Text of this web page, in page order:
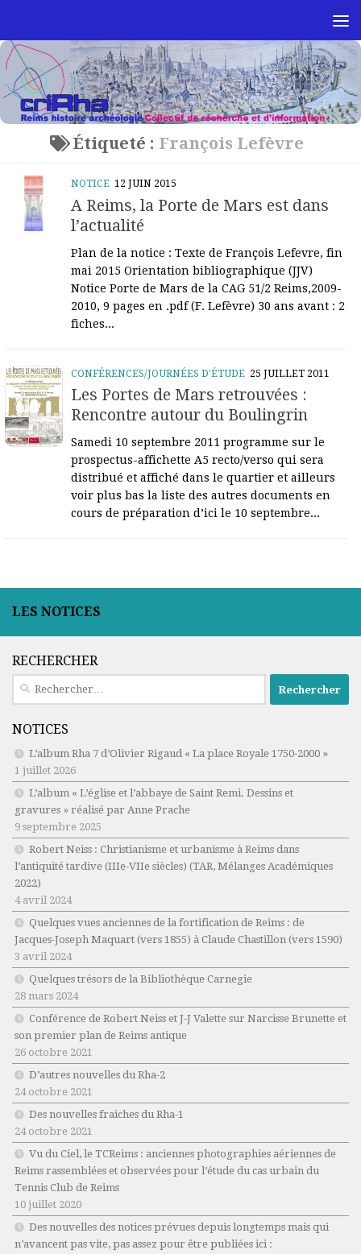
Étiqueté : François Lefèvre
NOTICE 12 JUIN 2015
A Reims, la Porte de Mars est dans
l’actualité
Plan de la notice : Texte de François Lefevre, fin
mai 2015 Orientation bibliographique (JJV)
Notice Porte de Mars de la CAG 51/2 Reims,2009-
2010, 9 pages en .pdf (F. Lefèvre) 30 ans avant : 2
fiches...
CONFÉRENCES/JOURNÉES D'ÉTUDE 25 JUILLET 2011
Les Portes de Mars retrouvées :
Rencontre autour du Boulingrin
Samedi 10 septembre 2011 programme sur le
prospectus-affichette A5 recto/verso qui sera
distribué et affiché dans le quartier et ailleurs
voir plus bas la liste des autres documents en
cours de préparation d’ici le 10 septembre...
LES NOTICES
RECHERCHER
Rechercher :
NOTICES
L’album Rha 7 d’Olivier Rigaud « La place Royale 1750-2000 »
1 juillet 2026
L’album « L’église et l’abbaye de Saint Remi. Dessins et
gravures » réalisé par Anne Prache
9 septembre 2025
Robert Neiss : Christianisme et urbanisme à Reims dans
l’antiquité tardive (IIIe-VIIe siècles) (TAR, Mélanges Académiques
2022)
4 avril 2024
Quelques vues anciennes de la fortification de Reims : de
Jacques-Joseph Maquart (vers 1855) à Claude Chastillon (vers 1590)
3 avril 2024
Quelques trésors de la Bibliothèque Carnegie
28 mars 2024
Conférence de Robert Neiss et J-J Valette sur Narcisse Brunette et
son premier plan de Reims antique
26 octobre 2021
D’autres nouvelles du Rha-2
24 octobre 2021
Des nouvelles fraiches du Rha-1
24 octobre 2021
Vu du Ciel, le TCReims : anciennes photographies aériennes de
Reims rassemblées et observées pour l’étude du cas urbain du
Tennis Club de Reims
10 juillet 2020
Des nouvelles des notices prévues depuis longtemps mais qui
n’avancent pas vite, pas assez pour être publiées ici :